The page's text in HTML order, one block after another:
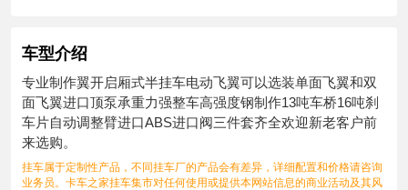
车型介绍
专业制作翼开启厢式半挂车电动飞翼可以选装单面飞翼和双
面飞翼进口顶泵承重力强整车高强度钢制作13吨车桥16吨刹
车片自动调整臂进口ABS进口阀三件套齐全欢迎新老客户前
来选购。
挂车属于定制性产品，不同挂车厂的产品会有差异，详细配置和价格请咨询
业务员。卡车之家挂车集市对任何使用或提供本网站信息的商业活动及其风